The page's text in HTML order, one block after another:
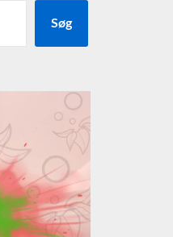
Søg